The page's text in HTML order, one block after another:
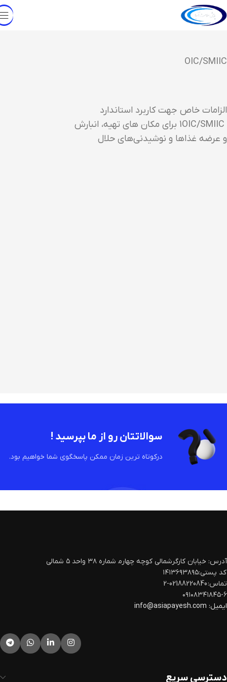
OIC/SMIIC
الزامات خاص جهت کاربرد استاندارد
OIC/SMIIC
1 براي مکان هاي تهیه، انبارش
و عرضه غذاها و نوشیدنيهاي حلال
سوالاتتان رو از ما بپرسید !
درکوتاه ترین زمان ممکن پاسخگوی شما خواهیم بود.
آدرس: خیابان کارگرشمالی کوچه چهارم‍ شماره ۳۸ واحد ۵ شمالی
کد پستی:۱۴۱۳۶۹۳۸۹۵
تماس: 02188220840-2
۰۹۱۰۸۳۴۱۸۴۵-۶
ایمیل:
دسترسی سریع